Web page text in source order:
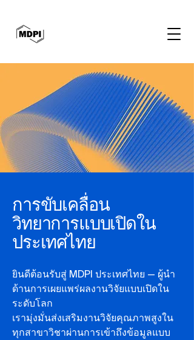
การขับเคลื่อน
วิทยาการแบบเปิดใน
ประเทศไทย
ยินดีต้อนรับสู่ MDPI ประเทศไทย — ผู้นำ
ด้านการเผยแพร่ผลงานวิจัยแบบเปิดใน
ระดับโลก
เรามุ่งมั่นส่งเสริมงานวิจัยคุณภาพสูงใน
ทุกสาขาวิชาผ่านการเข้าถึงข้อมูลแบบ